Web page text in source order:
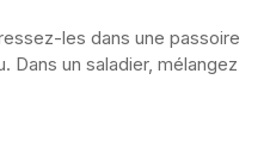
les dans une passoire
Dans un saladier, mélangez